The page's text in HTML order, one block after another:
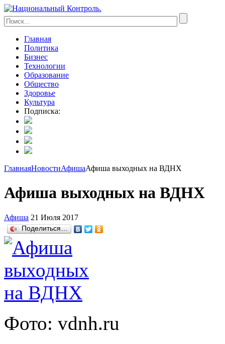
Главная
Политика
Бизнес
Технологии
Образование
Общество
Здоровье
Культура
Подписка:
ГлавнаяНовостиАфишаАфиша выходных на ВДНХ
Афиша выходных на ВДНХ
Афиша 21 Июля 2017
Поделиться…
Фото: vdnh.ru